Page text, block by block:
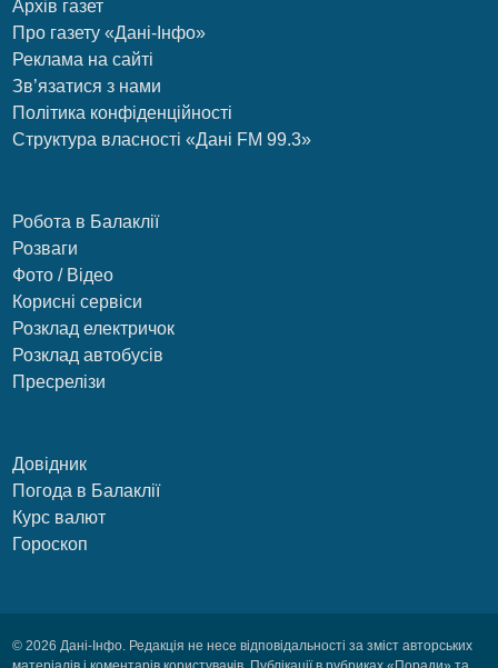
Архів газет
Про газету «Дані-Інфо»
Реклама на сайті
Зв’язатися з нами
Політика конфіденційності
Структура власності «Дані FM 99.3»
Робота в Балаклії
Розваги
Фото / Відео
Корисні сервіси
Розклад електричок
Розклад автобусів
Пресрелізи
Довідник
Погода в Балаклії
Курс валют
Гороскоп
© 2026 Дані-Інфо. Редакція не несе відповідальності за зміст авторських